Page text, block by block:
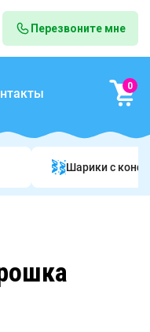
Перезвоните мне
0
Шарики c